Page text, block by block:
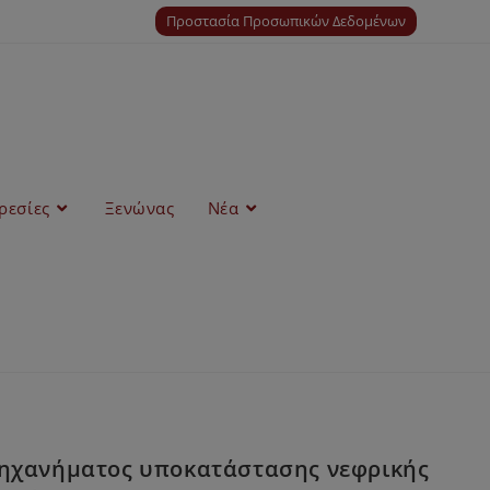
Προστασία Προσωπικών Δεδομένων
Ξενώνας Νέα
υποκατάστασης νεφρικής